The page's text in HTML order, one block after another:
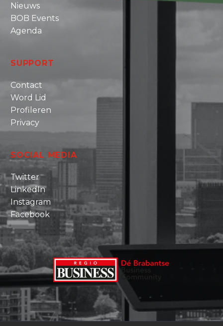
Nieuws
BOB Events
Agenda
SUPPORT
Contact
Word Lid
Profileren
Privacy
SOCIAL MEDIA
Twitter
LinkedIn
Instagram
Facebook